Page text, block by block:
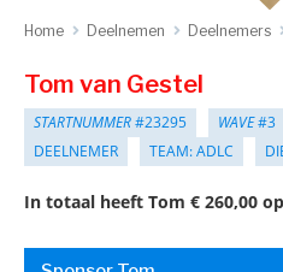
Home Deelnemen Deelnemers
Tom van Gestel
STARTNUMMER#23295 WAVE#3
DEELNEMER
TEAM: ADLC
In totaal heeft Tom € 260,00